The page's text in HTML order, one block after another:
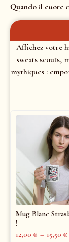
Quando il cuore
Affichez votre
sweats scouts,
mythiques :
Mug Blanc
!
12,00 € – 15,50 €